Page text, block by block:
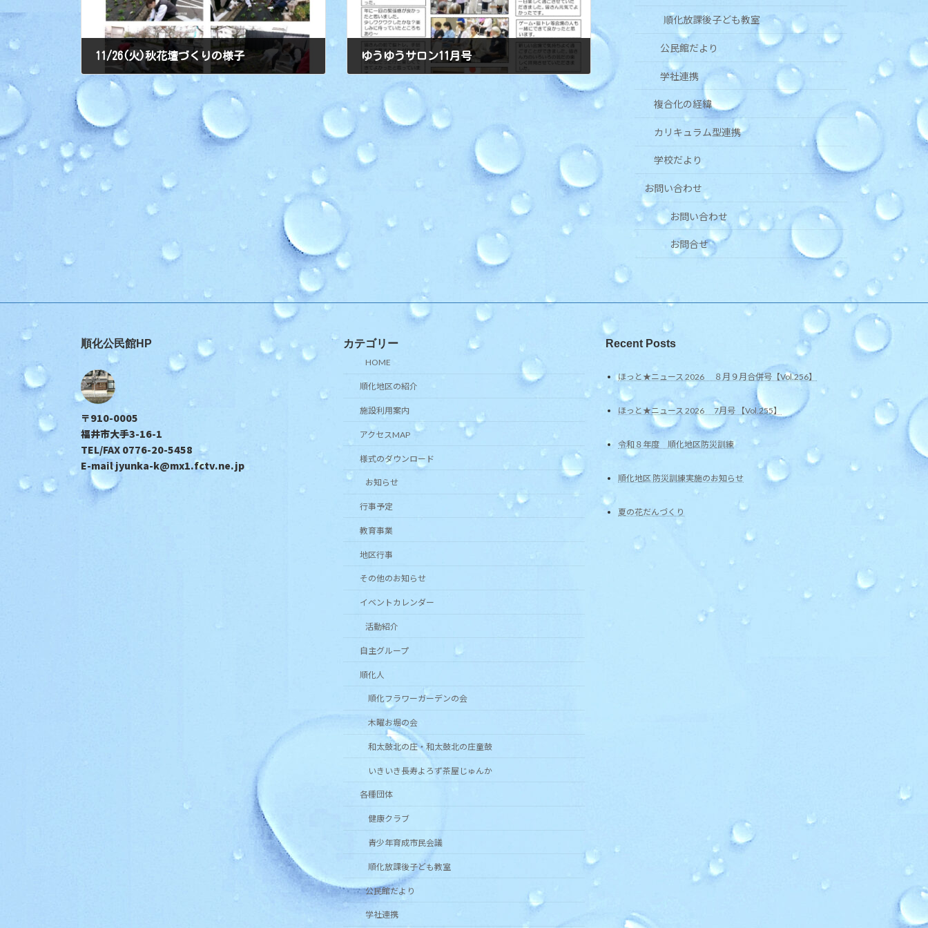
11/26(火)秋花壇づくりの様子 ゆうゆうサロン11月号
順化放課後子ども教室
公民館だより
学社連携
複合化の経緯
カリキュラム型連携
学校だより
お問い合わせ
お問い合わせ
お問合せ
順化公民館HP
〒910-0005
福井市大手3-16-1
TEL/FAX 0776-20-5458
E-mail jyunka-k@mx1.fctv.ne.jp
カテゴリー
HOME
順化地区の紹介
施設利用案内
アクセスMAP
様式のダウンロード
お知らせ
行事予定
教育事業
地区行事
その他のお知らせ
イベントカレンダー
活動紹介
自主グループ
順化人
順化フラワーガーデンの会
木曜お堀の会
和太鼓北の庄・和太鼓北の庄童鼓
いきいき長寿よろず茶屋じゅんか
各種団体
健康クラブ
青少年育成市民会議
順化放課後子ども教室
公民館だより
学社連携
Recent Posts
ほっと★ニュース 2026 ８月９月合併号【Vol.256】
ほっと★ニュース 2026 7月号 【Vol.255】
令和８年度 順化地区防災訓練
順化地区 防災訓練実施のお知らせ
夏の花だんづくり